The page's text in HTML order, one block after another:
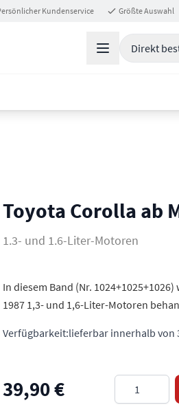
Kundenservice Größte Auswahl
Direkt
Toyota Corolla ab
1.3- und 1.6-Liter-Motoren
In diesem Band (Nr.
1987 1,3- und 1,6-Liter-Motoren
Verfügbarkeit:lieferbar innerhalb von
39,90 €